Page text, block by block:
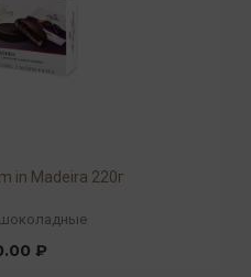
in Madeira 220г
шоколадные
₽